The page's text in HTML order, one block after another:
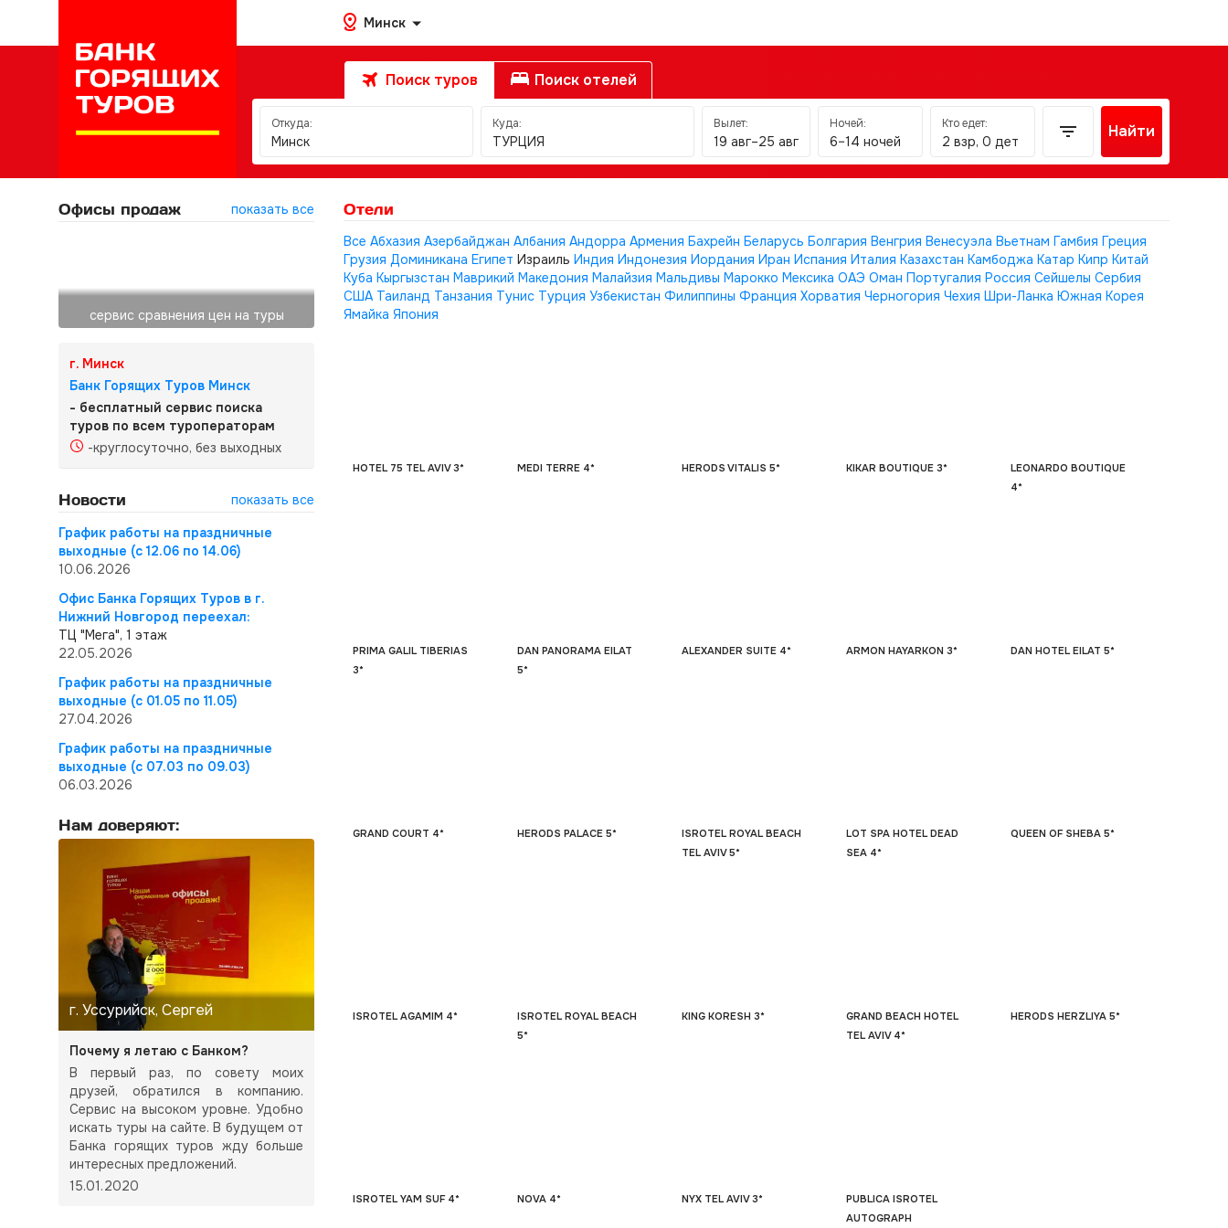
Минск
Поиск туров Поиск отелей
Откуда:
Минск
Куда:
ТУРЦИЯ
Вылет:
19 авг–25 авг
Ночей:
6–14 ночей
Кто едет:
2 взр, 0 дет
Найти
Офисы продаж показать все
сервис сравнения цен на туры
г. Минск
Банк Горящих Туров Минск
- бесплатный сервис поиска
туров по всем туроператорам
-круглосуточно, без выходных
Новости
показать все
График работы на праздничные
выходные (с 12.06 по 14.06)
10.06.2026
Офис Банка Горящих Туров в г.
Нижний Новгород переехал:
ТЦ "Мега", 1 этаж
22.05.2026
График работы на праздничные
выходные (с 01.05 по 11.05)
27.04.2026
График работы на праздничные
выходные (с 07.03 по 09.03)
06.03.2026
Нам доверяют:
г. Уссурийск, Сергей
Почему я летаю с Банком?
В первый раз, по совету моих
друзей, обратился в компанию.
Сервис на высоком уровне. Удобно
искать туры на сайте. В будущем от
Банка горящих туров жду больше
интересных предложений.
15.01.2020
Отели
Все Абхазия Азербайджан Албания Андорра Армения Бахрейн Беларусь Болгария Венгрия Венесуэла Вьетнам Гамбия Греция
Грузия Доминикана Египет Израиль Индия Индонезия Иордания Иран Испания Италия Казахстан Камбоджа Катар Кипр Китай
Куба Кыргызстан Маврикий Македония Малайзия Мальдивы Марокко Мексика ОАЭ Оман Португалия Россия Сейшелы Сербия
США Таиланд Танзания Тунис Турция Узбекистан Филиппины Франция Хорватия Черногория Чехия Шри-Ланка Южная Корея
Ямайка Япония
HOTEL 75 TEL AVIV 3* MEDI TERRE 4* HERODS VITALIS 5* KIKAR BOUTIQUE 3*
LEONARDO BOUTIQUE
4*
PRIMA GALIL TIBERIAS
3*
DAN PANORAMA EILAT
5*
ALEXANDER SUITE 4* ARMON HAYARKON 3* DAN HOTEL EILAT 5*
GRAND COURT 4* HERODS PALACE 5*
ISROTEL ROYAL BEACH
TEL AVIV 5*
LOT SPA HOTEL DEAD
SEA 4*
QUEEN OF SHEBA 5*
ISROTEL AGAMIM 4*
ISROTEL ROYAL BEACH
5*
KING KORESH 3*
GRAND BEACH HOTEL
TEL AVIV 4*
HERODS HERZLIYA 5*
ISROTEL YAM SUF 4* NOVA 4* NYX TEL AVIV 3*
PUBLICA ISROTEL
AUTOGRAPH